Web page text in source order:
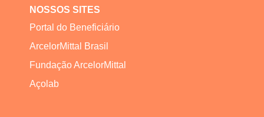
NOSSOS SITES
Portal do Beneficiário
ArcelorMittal Brasil
Fundação ArcelorMittal
Açolab